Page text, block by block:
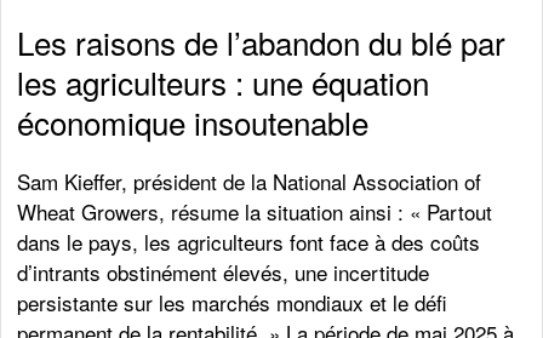
Les raisons de l’abandon du blé par
les agriculteurs : une équation
économique insoutenable
Sam Kieffer, président de la National Association of
Wheat Growers, résume la situation ainsi : « Partout
dans le pays, les agriculteurs font face à des coûts
d’intrants obstinément élevés, une incertitude
persistante sur les marchés mondiaux et le défi